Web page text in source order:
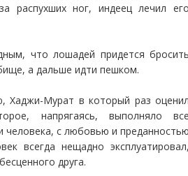
распухших ног, индеец лечил
что лошадей придется
а дальше идти пешком.
Хаджи-Мурат в который раз
напрягаясь, выполняло
человека, с любовью и
всегда нещадно
друга.